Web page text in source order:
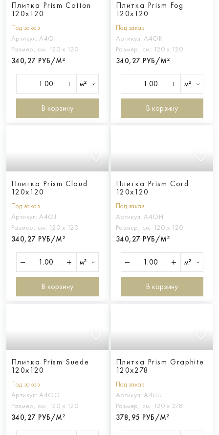
Плитка Prism Cotton
120x120
Под заказ
Артикул: A4OI
Размер, см: 120 х 120
340,27 РУБ/М²
м²
В корзину
Плитка Prism Fog
120x120
Под заказ
Артикул: A4OK
Размер, см: 120 х 120
340,27 РУБ/М²
м²
В корзину
Плитка Prism Cloud
120x120
Под заказ
Артикул: A4OJ
Размер, см: 120 х 120
340,27 РУБ/М²
м²
В корзину
Плитка Prism Cord
120x120
Под заказ
Артикул: A4OH
Размер, см: 120 х 120
340,27 РУБ/М²
м²
В корзину
Плитка Prism Suede
120x120
Под заказ
Артикул: A4OG
Размер, см: 120 х 120
340,27 РУБ/М²
Плитка Prism Graphite
120x278
Под заказ
Артикул: A4UU
Размер, см: 120 х 278
378,95 РУБ/М²